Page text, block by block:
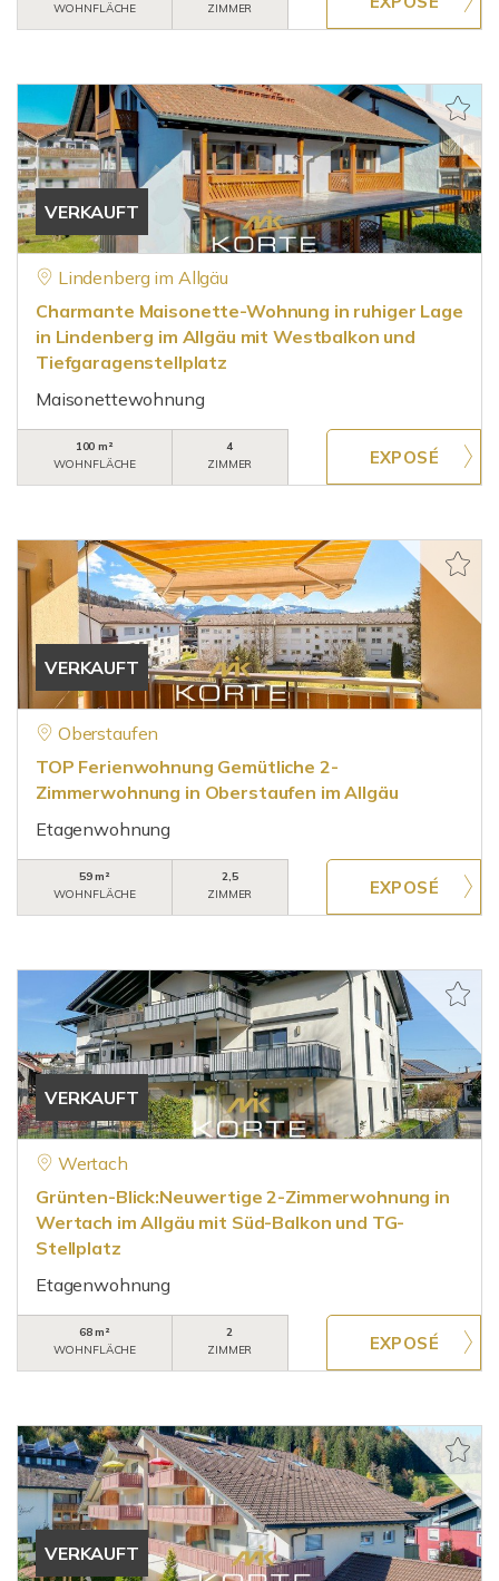
WOHNFLÄCHE
ZIMMER
VERKAUFT
Lindenberg im Allgäu
Charmante Maisonette-Wohnung in ruhiger Lage
in Lindenberg im Allgäu mit Westbalkon und
Tiefgaragenstellplatz
Maisonettewohnung
100 m²
WOHNFLÄCHE
4
ZIMMER
VERKAUFT
Oberstaufen
TOP Ferienwohnung Gemütliche 2-
Zimmerwohnung in Oberstaufen im Allgäu
Etagenwohnung
59 m²
WOHNFLÄCHE
2,5
ZIMMER
VERKAUFT
Wertach
Grünten-Blick:Neuwertige 2-Zimmerwohnung in
Wertach im Allgäu mit Süd-Balkon und TG-
Stellplatz
Etagenwohnung
68 m²
WOHNFLÄCHE
2
ZIMMER
VERKAUFT